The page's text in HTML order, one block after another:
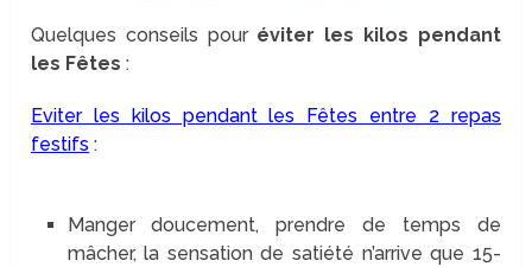
Quelques conseils pouréviter les kilos pendant
les Fêtes :
Eviter les kilos pendant les Fêtes entre 2 repas
festifs :
Manger doucement, prendre de temps de
mâcher, la sensation de satiété n’arrive que 15-